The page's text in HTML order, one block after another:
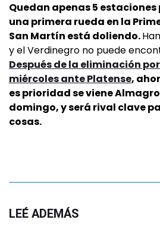
Quedan apenas 5
una primera rueda en la
San Martín está doliendo.
y el Verdinegro no puede
Después de la eliminación
miércoles ante Platense,
es prioridad se viene
domingo, y será rival clave
cosas.
LEÉ ADEMÁS